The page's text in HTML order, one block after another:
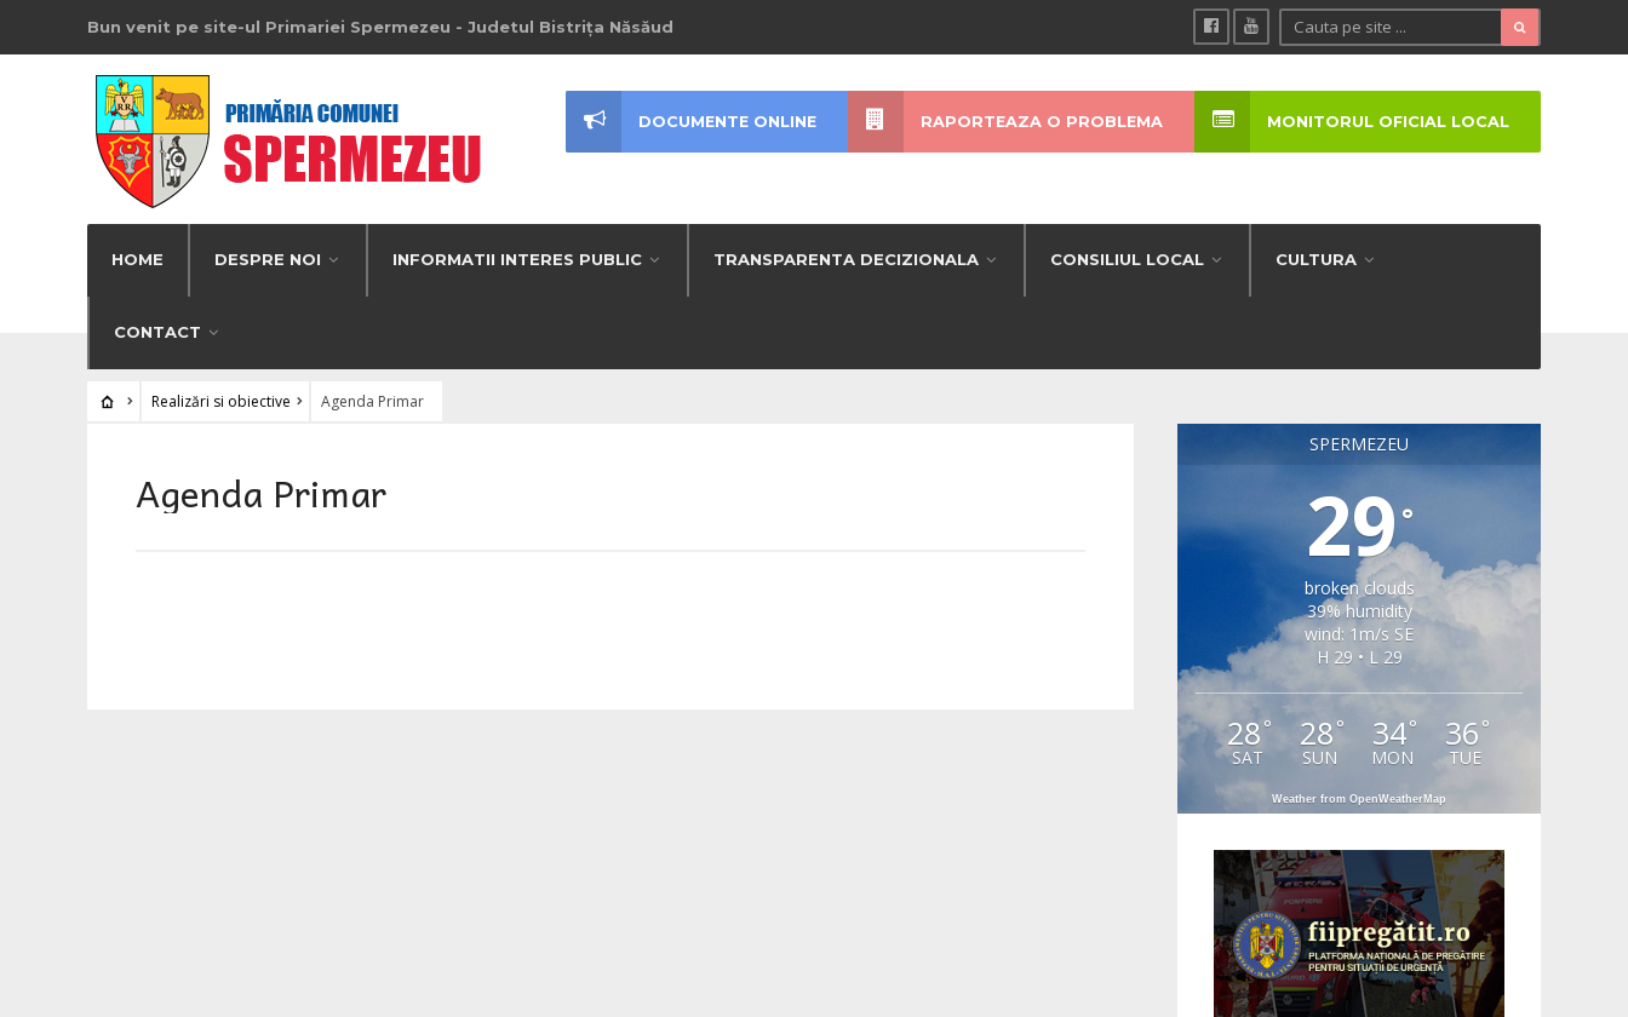
Bun venit pe site-ul Primariei Spermezeu - Judetul Bistrița Năsăud
HOME DESPRE NOI INFORMATII INTERES PUBLIC TRANSPARENTA DECIZIONALA CONSILIUL LOCAL CULTURA
CONTACT
DOCUMENTE ONLINE RAPORTEAZA O PROBLEMA MONITORUL OFICIAL LOCAL
Realizări si obiective Agenda Primar
Agenda Primar
SPERMEZEU
29°
broken clouds
39% humidity
wind: 1m/s SE
H 29 • L 29
28 °
SAT
28 °
SUN
34°
MON
36 °
TUE
Weather from OpenWeatherMap